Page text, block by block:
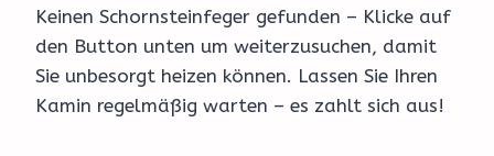
Keinen Schornsteinfeger gefunden – Klicke auf
den Button unten um weiterzusuchen, damit
Sie unbesorgt heizen können. Lassen Sie Ihren
Kamin regelmäßig warten – es zahlt sich aus!